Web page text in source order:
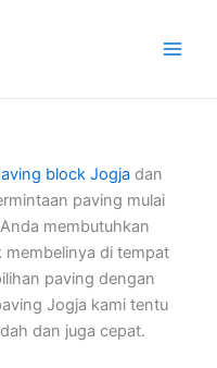
block Jogja dan
paving mulai
membutuhkan
di tempat
paving dengan
Jogja kami tentu
dan juga cepat.